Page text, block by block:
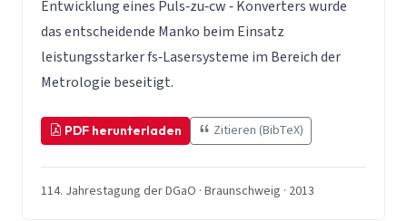
Entwicklung eines Puls‐zu‐cw ‐ Konverters wurde
das entscheidende Manko beim Einsatz
leistungsstarker fs‐Lasersysteme im Bereich der
Metrologie beseitigt.
PDF herunterladen Zitieren (BibTeX)
114. Jahrestagung der DGaO · Braunschweig · 2013